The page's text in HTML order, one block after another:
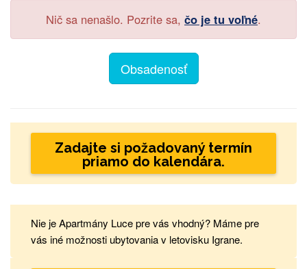
Nič sa nenašlo. Pozrite sa, čo je tu voľné.
Obsadenosť
Zadajte si požadovaný termín
priamo do kalendára.
Nie je Apartmány Luce pre vás vhodný? Máme pre
vás iné možnosti ubytovania v letovisku Igrane.